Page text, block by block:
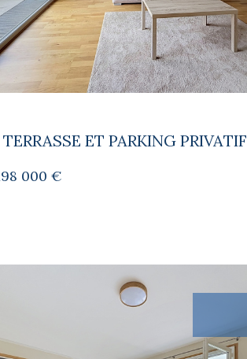
ET PARKING PRIVATIF
000 €